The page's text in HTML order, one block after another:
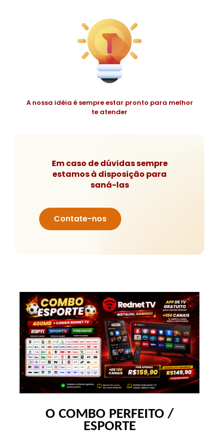
A nossa idéia é sempre estar pronto para melhor
te atender
Em caso de dúvidas sempre
estamos à disposição para
saná-las
Contate-nos
O COMBO PERFEITO /
ESPORTE